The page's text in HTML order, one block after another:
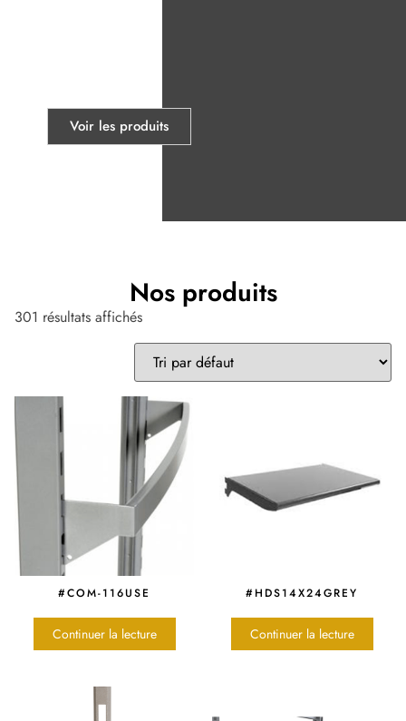
Voir les produits
Nos produits
301 résultats affichés
#COM-116USE
Continuer la lecture
#HDS14X24GREY
Continuer la lecture